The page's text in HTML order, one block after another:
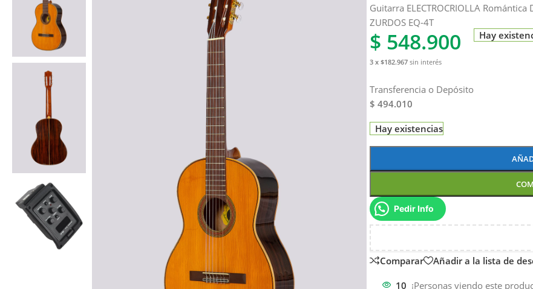
Guitarra ELECTROCRIOLLA
ZURDOS EQ-4T
$ 548.900
3 x $182.967 sin interés
Transferencia o Depósito
$ 494.010
Hay
Hay existencias
Pedir Info
Comparar Añadir a la lista de
10 ¡Personas viendo este